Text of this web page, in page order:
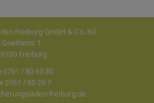
Freiburg GmbH & Co. KG
Goethestr. 1
Freiburg
0761 / 80 60 80
0761 / 80 20 7
freiburg.de